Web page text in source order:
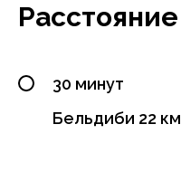
Расстояние
30 минут
Бельдиби 22 км